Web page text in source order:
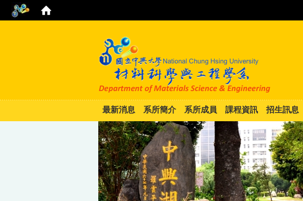
最新消息 系所簡介 系所成員 課程資訊 招生訊息